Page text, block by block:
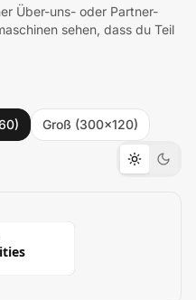
Über-uns- oder Partner-
sehen, dass du Teil
Groß (300×120)